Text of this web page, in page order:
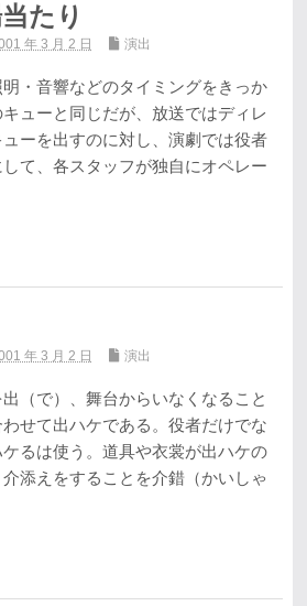
たり
年 3 月 2 日 演出
・音響などのタイミングをきっか
ューと同じだが、放送ではディレ
ーを出すのに対し、演劇では役者
て、各スタッフが独自にオペレー
年 3 月 2 日 演出
（で）、舞台からいなくなること
せて出ハケである。役者だけでな
るは使う。道具や衣裳が出ハケの
添えをすることを介錯（かいしゃ